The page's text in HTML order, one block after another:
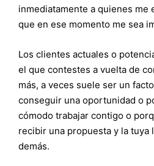
inmediatamente a quienes me
que en ese momento me sea
Los clientes actuales o
el que contestes a vuelta de
más, a veces suele ser un
conseguir una oportunidad o
cómodo trabajar contigo o
recibir una propuesta y la tuya
demás.